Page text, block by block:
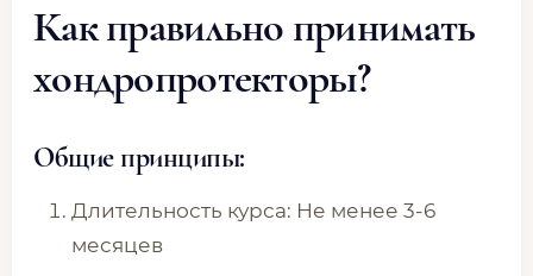
Как правильно принимать
хондропротекторы?
Общие принципы:
Длительность курса: Не менее 3-6
месяцев